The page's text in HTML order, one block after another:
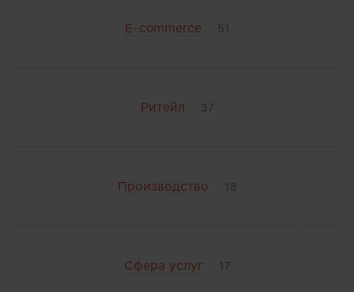
E-commerce 51
Ритейл 37
Производство 18
Сфера услуг 17